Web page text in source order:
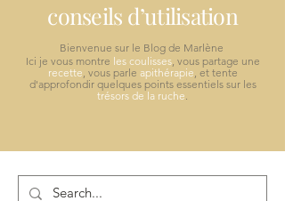
conseils d’utilisation
Bienvenue sur le Blog de Marlène
Ici je vous montre les coulisses, vous partage une
recette, vous parle apithérapie, et tente
d'approfondir quelques points essentiels sur les
trésors de la ruche.